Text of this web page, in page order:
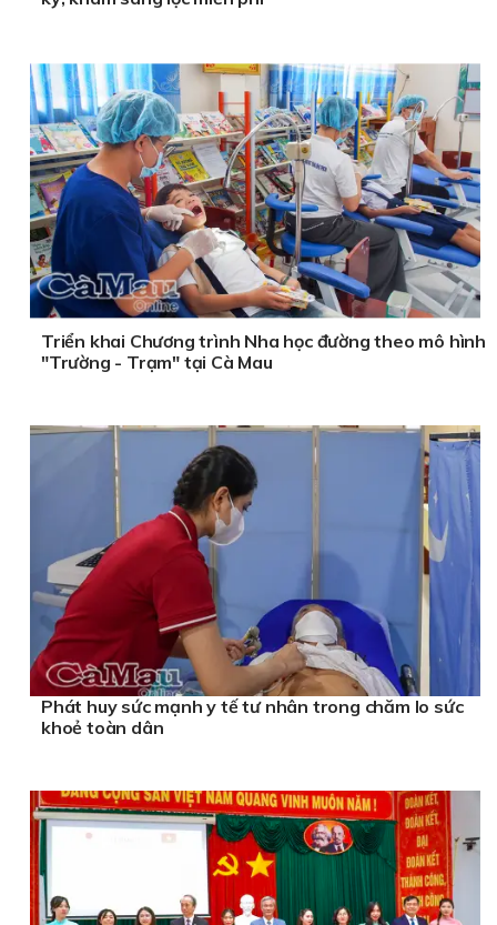
Triển khai Chương trình Nha học đường theo mô hình
"Trường - Trạm" tại Cà Mau
Phát huy sức mạnh y tế tư nhân trong chăm lo sức
khoẻ toàn dân